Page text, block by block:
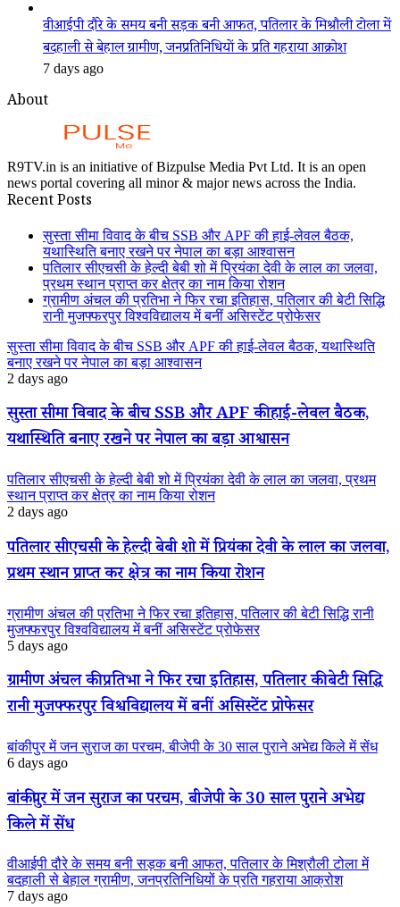
वीआईपी दौरे के समय बनी सड़क बनी आफत, पतिलार के मिश्रौली टोला में
बदहाली से बेहाल ग्रामीण, जनप्रतिनिधियों के प्रति गहराया आक्रोश
7 days ago
About
R9TV.in is an initiative of Bizpulse Media Pvt Ltd. It is an open
news portal covering all minor & major news across the India.
Recent Posts
सुस्ता सीमा विवाद के बीच SSB और APF की हाई-लेवल बैठक,
यथास्थिति बनाए रखने पर नेपाल का बड़ा आश्वासन
पतिलार सीएचसी के हेल्दी बेबी शो में प्रियंका देवी के लाल का जलवा,
प्रथम स्थान प्राप्त कर क्षेत्र का नाम किया रोशन
ग्रामीण अंचल की प्रतिभा ने फिर रचा इतिहास, पतिलार की बेटी सिद्धि
रानी मुजफ्फरपुर विश्वविद्यालय में बनीं असिस्टेंट प्रोफेसर
सुस्ता सीमा विवाद के बीच SSB और APF की हाई-लेवल बैठक, यथास्थिति
बनाए रखने पर नेपाल का बड़ा आश्वासन
2 days ago
सुस्ता सीमा विवाद के बीच SSB और APF की हाई-लेवल बैठक,
यथास्थिति बनाए रखने पर नेपाल का बड़ा आश्वासन
पतिलार सीएचसी के हेल्दी बेबी शो में प्रियंका देवी के लाल का जलवा, प्रथम
स्थान प्राप्त कर क्षेत्र का नाम किया रोशन
2 days ago
पतिलार सीएचसी के हेल्दी बेबी शो में प्रियंका देवी के लाल का जलवा,
प्रथम स्थान प्राप्त कर क्षेत्र का नाम किया रोशन
ग्रामीण अंचल की प्रतिभा ने फिर रचा इतिहास, पतिलार की बेटी सिद्धि रानी
मुजफ्फरपुर विश्वविद्यालय में बनीं असिस्टेंट प्रोफेसर
5 days ago
ग्रामीण अंचल की प्रतिभा ने फिर रचा इतिहास, पतिलार की बेटी सिद्धि
रानी मुजफ्फरपुर विश्वविद्यालय में बनीं असिस्टेंट प्रोफेसर
बांकीपुर में जन सुराज का परचम, बीजेपी के 30 साल पुराने अभेद्य किले में सेंध
6 days ago
बांकीपुर में जन सुराज का परचम, बीजेपी के 30 साल पुराने अभेद्य
किले में सेंध
वीआईपी दौरे के समय बनी सड़क बनी आफत, पतिलार के मिश्रौली टोला में
बदहाली से बेहाल ग्रामीण, जनप्रतिनिधियों के प्रति गहराया आक्रोश
7 days ago